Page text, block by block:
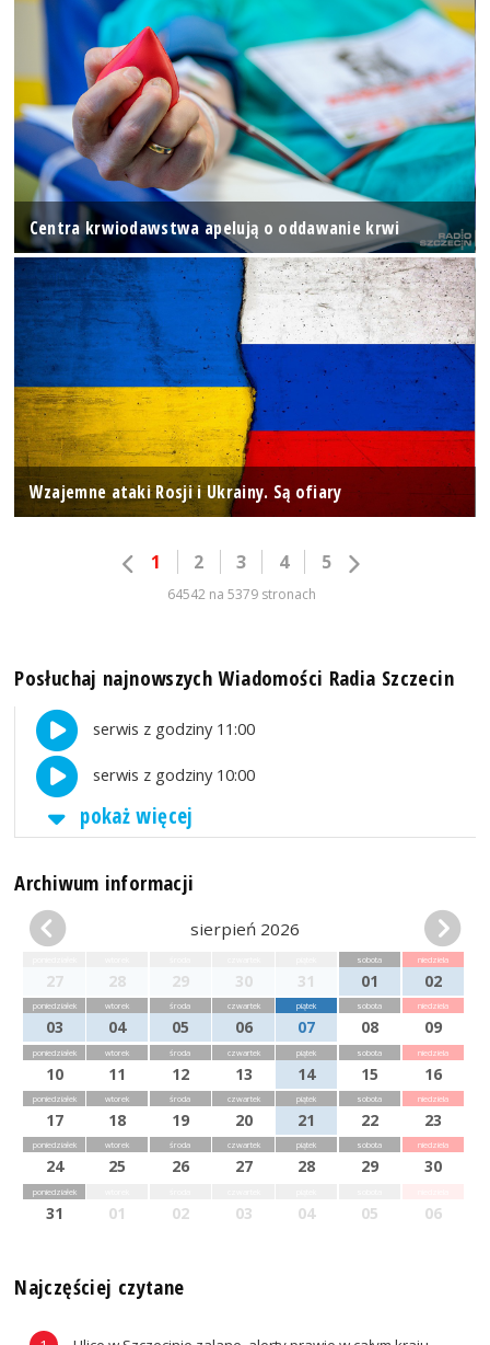
Centra krwiodawstwa apelują o oddawanie krwi
Wzajemne ataki Rosji i Ukrainy. Są ofiary
1 2 3 4 5
64542 na 5379 stronach
Posłuchaj najnowszych Wiadomości Radia Szczecin
serwis z godziny 11:00
serwis z godziny 10:00
pokaż więcej
Archiwum informacji
sierpień 2026
27 28 29 30 31
sobota
01
niedziela
02
poniedziałek
03
wtorek
04
środa
05
czwartek
06
piątek
07
sobota
08
niedziela
09
poniedziałek
10
wtorek
11
środa
12
czwartek
13
piątek
14
sobota
15
niedziela
16
poniedziałek
17
wtorek
18
środa
19
czwartek
20
piątek
21
sobota
22
niedziela
23
poniedziałek
24
wtorek
25
środa
26
czwartek
27
piątek
28
sobota
29
niedziela
30
poniedziałek
31 01 02 03 04 05 06
Najczęściej czytane